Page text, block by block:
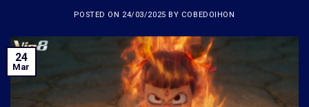
POSTED ON 24/03/2025 BY COBEDOIHON
24
Mar